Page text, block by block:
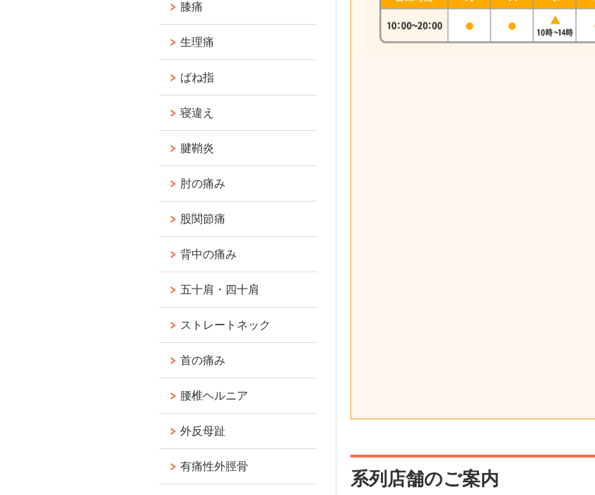
系列店舗のご案内
膝痛
生理痛
ばね指
寝違え
腱鞘炎
肘の痛み
股関節痛
背中の痛み
五十肩・四十肩
ストレートネック
首の痛み
腰椎ヘルニア
外反母趾
有痛性外脛骨